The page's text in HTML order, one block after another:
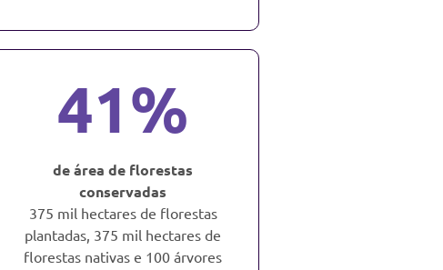
41%
de área de florestas
conservadas
375 mil hectares de florestas
plantadas, 375 mil hectares de
florestas nativas e 100 árvores